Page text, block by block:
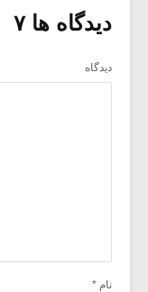
دیدگاه ها ۷
دیدگاه
نام *